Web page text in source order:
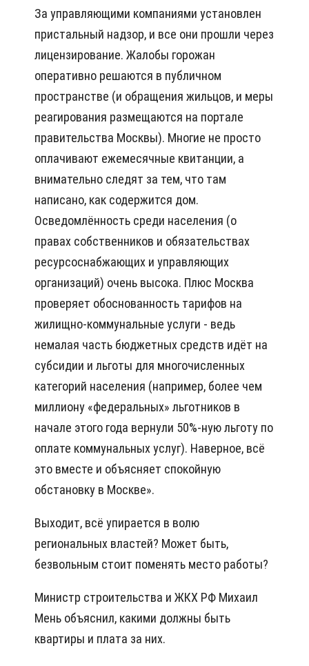
За управляющими компаниями установлен
пристальный надзор, и все они прошли через
лицензирование. Жалобы горожан
оперативно решаются в публичном
пространстве (и обращения жильцов, и меры
реагирования размещаются на портале
правительства Москвы). Многие не просто
оплачивают ежемесячные квитанции, а
внимательно следят за тем, что там
написано, как содержится дом.
Осведомлённость среди населения (о
правах собственников и обязательствах
ресурсоснабжающих и управляющих
организаций) очень высока. Плюс Москва
проверяет обоснованность тарифов на
жилищно-коммунальные услуги - ведь
немалая часть бюджетных средств идёт на
субсидии и льготы для многочисленных
категорий населения (например, более чем
миллиону «федеральных» льготников в
начале этого года вернули 50%-ную льготу по
оплате коммунальных услуг). Наверное, всё
это вместе и объясняет спокойную
обстановку в Москве».
Выходит, всё упирается в волю
региональных властей? Может быть,
безвольным стоит поменять место работы?
Министр строительства и ЖКХ РФ Михаил
Мень объяснил, какими должны быть
квартиры и плата за них.